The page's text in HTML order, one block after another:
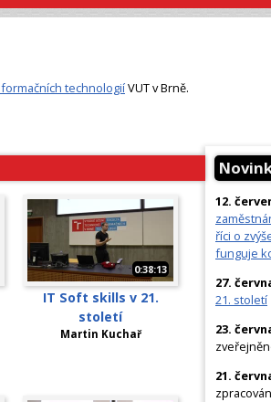
technologiíVUT v Brně.
0:38:13
IT Soft skills v 21.
století
Martin Kuchař
12.
říci o
funguje
27.
21. století
23.
21.